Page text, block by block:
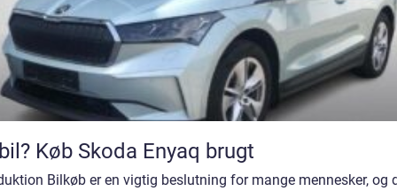
Køb Skoda Enyaq brugt
Bilkøb er en vigtig beslutning for mange mennesker, og